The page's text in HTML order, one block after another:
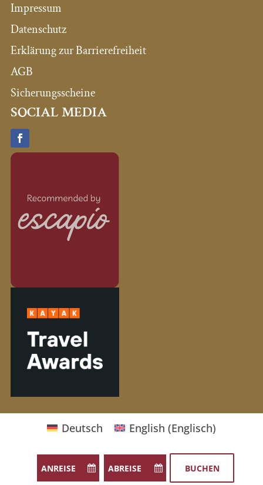
Impressum
Datenschutz
Erklärung zur Barrierefreiheit
AGB
Sicherungsscheine
SOCIAL MEDIA
Deutsch English (Englisch)